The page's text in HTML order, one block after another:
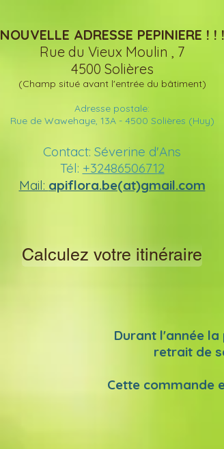
NOUVELLE ADRESSE PEPINIERE ! ! !
Rue du Vieux Moulin , 7
4500 Solières
(Champ situé avant l'entrée du bâtiment)
Adresse postale:
Rue de Wawehaye, 13A - 4500 Solières (Huy)
Contact: Séverine d'Ans
Tél: +32486506712
Mail: apiflora.be(at)gmail.com
Calculez votre itinéraire
Durant l'année
retrait de
Cette commande